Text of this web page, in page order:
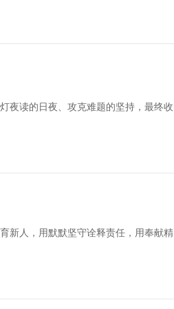
夜读的日夜、攻克难题的坚持，最终收
新人，用默默坚守诠释责任，用奉献精